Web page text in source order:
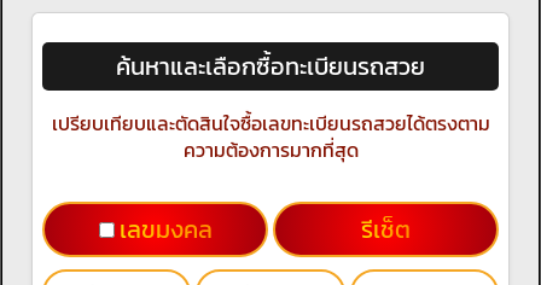
ค้นหาและเลือกซื้อทะเบียนรถสวย
เปรียบเทียบและตัดสินใจซื้อเลขทะเบียนรถสวยได้ตรงตาม
ความต้องการมากที่สุด
เลขมงคล รีเช็ต